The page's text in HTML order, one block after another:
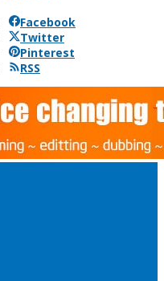
Facebook
Twitter
Pinterest
RSS